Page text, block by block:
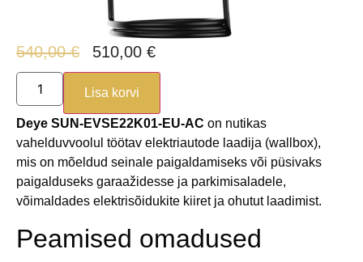
540,00€ 510,00 €
Lisa korvi
Deye SUN-EVSE22K01-EU-AC on nutikas
vahelduvvoolul töötav elektriautode laadija (wallbox),
mis on mõeldud seinale paigaldamiseks või püsivaks
paigalduseks garaažidesse ja parkimisaladele,
võimaldades elektrisõidukite kiiret ja ohutut laadimist.
Peamised omadused